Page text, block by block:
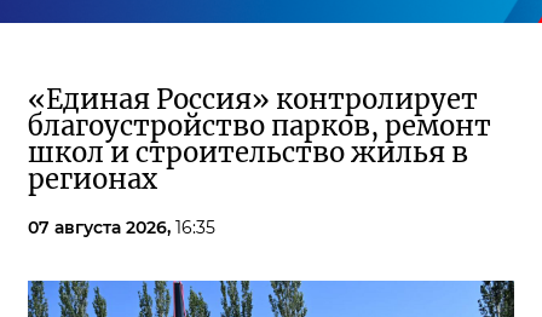
«Единая Россия» контролирует
благоустройство парков, ремонт
школ и строительство жилья в
регионах
07 августа 2026, 16:35